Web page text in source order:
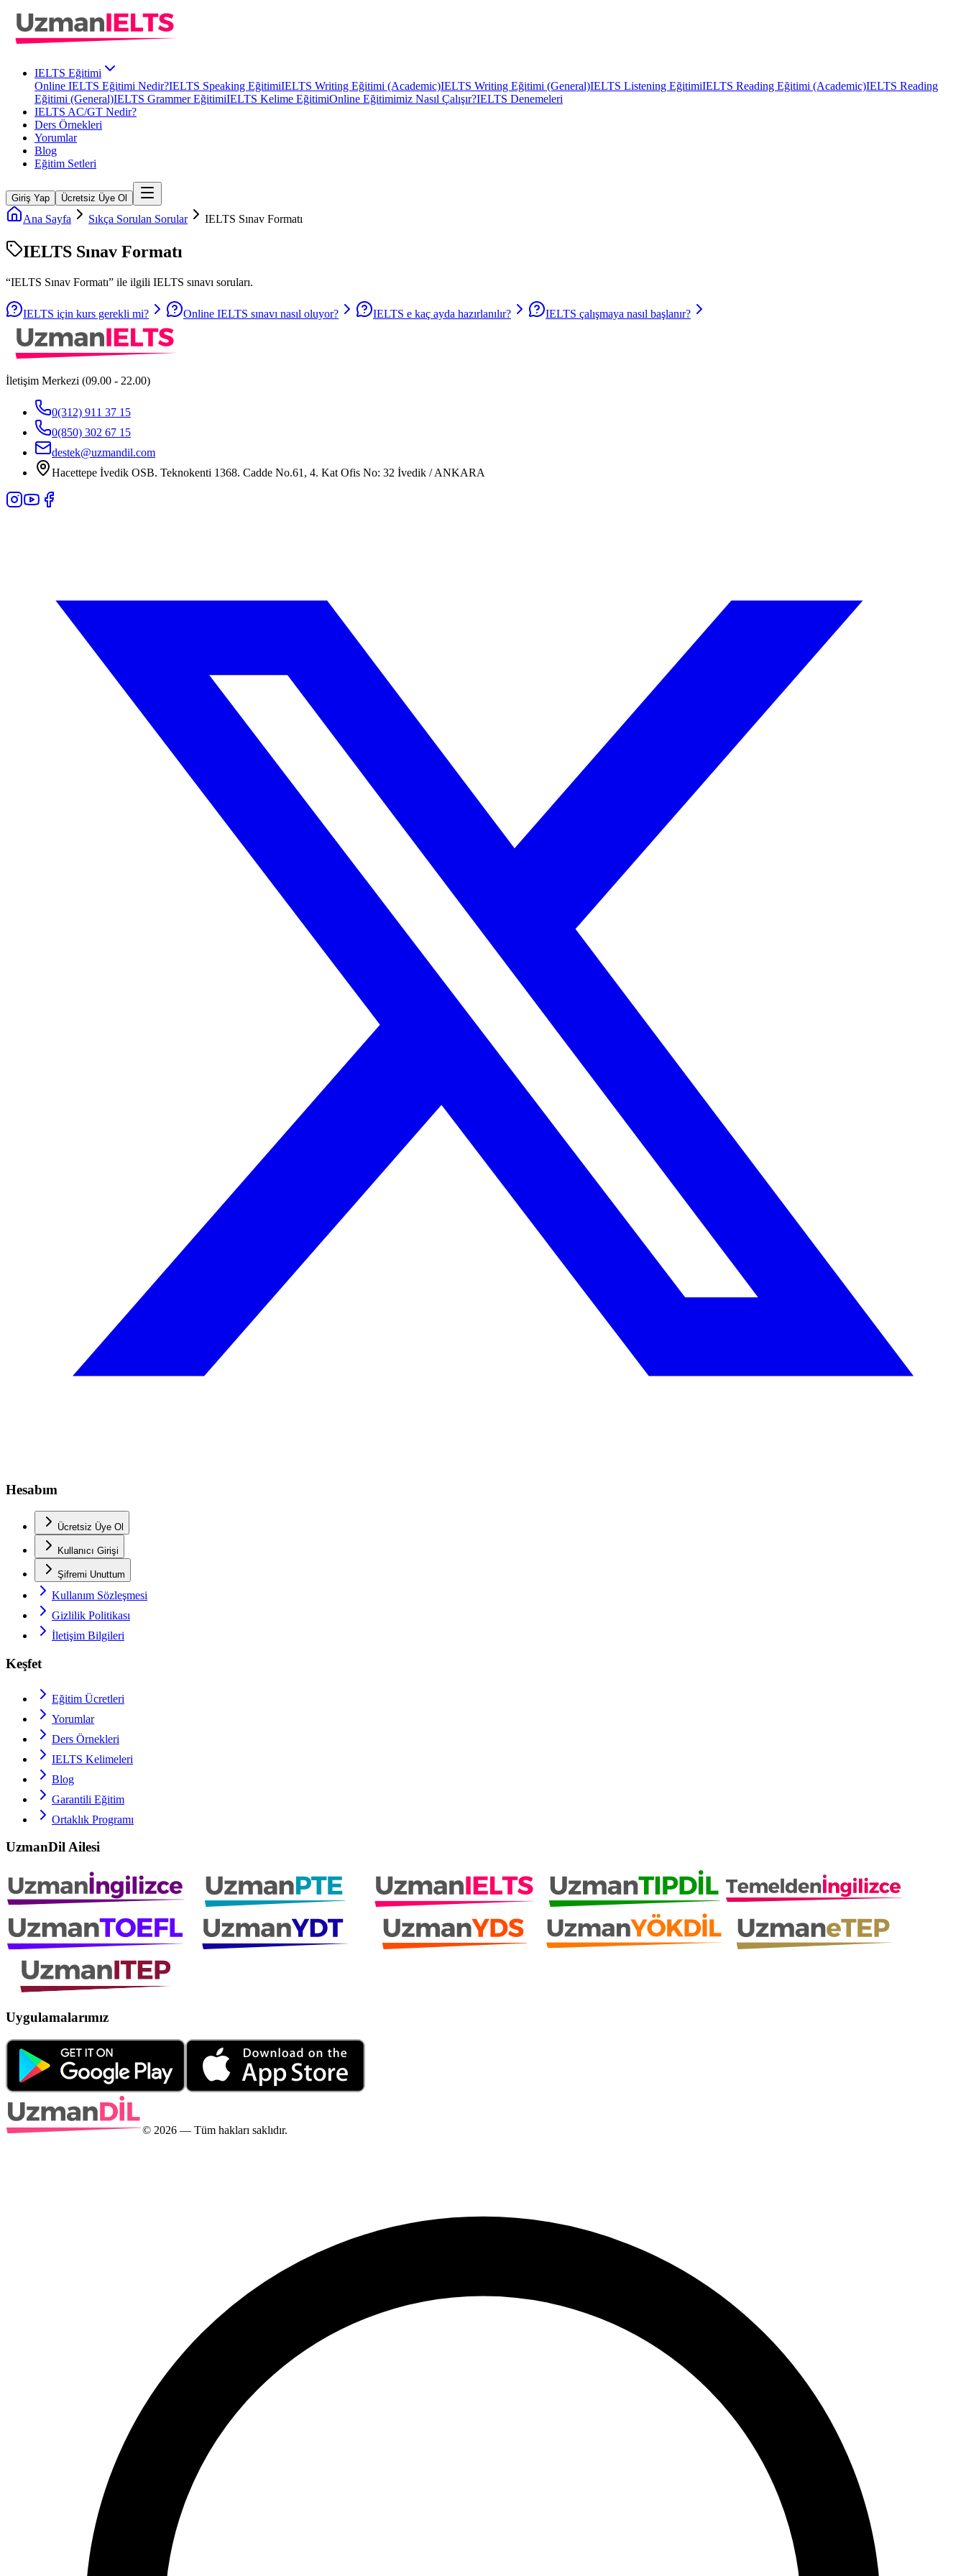
IELTS Eğitimi
Online IELTS Eğitimi Nedir?IELTS Speaking EğitimiIELTS Writing Eğitimi (Academic)IELTS Writing Eğitimi (General)IELTS Listening EğitimiIELTS Reading Eğitimi (Academic)IELTS Reading
Eğitimi (General)IELTS Grammer EğitimiIELTS Kelime EğitimiOnline Eğitimimiz Nasıl Çalışır?IELTS Denemeleri
IELTS AC/GT Nedir?
Ders Örnekleri
Yorumlar
Blog
Eğitim Setleri
Giriş Yap Ücretsiz Üye Ol
Ana Sayfa Sıkça Sorulan Sorular IELTS Sınav Formatı
IELTS Sınav Formatı
“IELTS Sınav Formatı” ile ilgili IELTS sınavı soruları.
IELTS için kurs gerekli mi? Online IELTS sınavı nasıl oluyor? IELTS e kaç ayda hazırlanılır? IELTS çalışmaya nasıl başlanır?
İletişim Merkezi (09.00 - 22.00)
0(312) 911 37 15
0(850) 302 67 15
destek@uzmandil.com
Hacettepe İvedik OSB. Teknokenti 1368. Cadde No.61, 4. Kat Ofis No: 32 İvedik / ANKARA
Hesabım
Ücretsiz Üye Ol
Kullanıcı Girişi
Şifremi Unuttum
Kullanım Sözleşmesi
Gizlilik Politikası
İletişim Bilgileri
Keşfet
Eğitim Ücretleri
Yorumlar
Ders Örnekleri
IELTS Kelimeleri
Blog
Garantili Eğitim
Ortaklık Programı
UzmanDil Ailesi
Uygulamalarımız
© 2026 — Tüm hakları saklıdır.